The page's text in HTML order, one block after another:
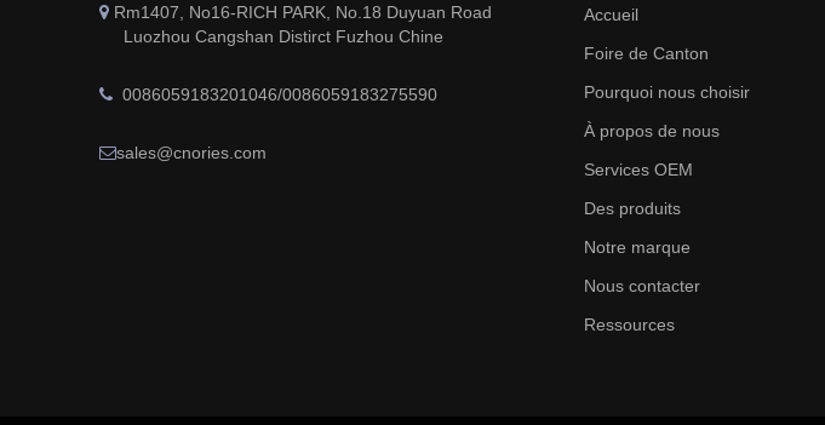
 Rm1407, No16-RICH PARK, No.18 Duyuan Road
Luozhou Cangshan Distirct Fuzhou Chine
 0086059183201046/0086059183275590
sales@cnories.com
Accueil
Foire de Canton
Pourquoi nous choisir
À propos de nous
Services OEM
Des produits
Notre marque
Nous contacter
Ressources